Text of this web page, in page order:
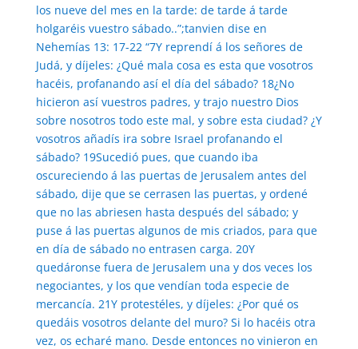
los nueve del mes en la tarde: de tarde á tarde
holgaréis vuestro sábado..”;tanvien dise en
Nehemías 13: 17-22 “7Y reprendí á los señores de
Judá, y díjeles: ¿Qué mala cosa es esta que vosotros
hacéis, profanando así el día del sábado? 18¿No
hicieron así vuestros padres, y trajo nuestro Dios
sobre nosotros todo este mal, y sobre esta ciudad? ¿Y
vosotros añadís ira sobre Israel profanando el
sábado? 19Sucedió pues, que cuando iba
oscureciendo á las puertas de Jerusalem antes del
sábado, dije que se cerrasen las puertas, y ordené
que no las abriesen hasta después del sábado; y
puse á las puertas algunos de mis criados, para que
en día de sábado no entrasen carga. 20Y
quedáronse fuera de Jerusalem una y dos veces los
negociantes, y los que vendían toda especie de
mercancía. 21Y protestéles, y díjeles: ¿Por qué os
quedáis vosotros delante del muro? Si lo hacéis otra
vez, os echaré mano. Desde entonces no vinieron en